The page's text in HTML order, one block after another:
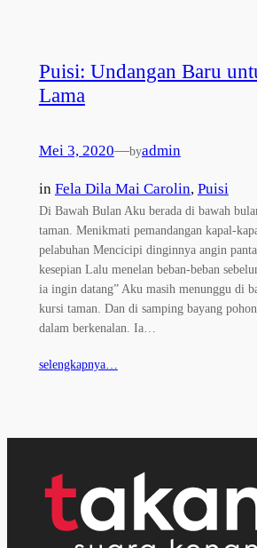
Puisi: Undangan Baru
Lama
Mei 3, 2020—byadmin
in Fela Dila Mai Carolin, Puisi
Di Bawah Bulan Aku berada di bawah
taman. Menikmati pemandangan kapal-
pelabuhan Mencicipi dinginnya angin
kesepian Lalu menelan beban-beban
ia ingin datang” Aku masih menunggu di
kursi taman. Dan di samping bayang
dalam berkenalan. Ia…
selengkapnya…